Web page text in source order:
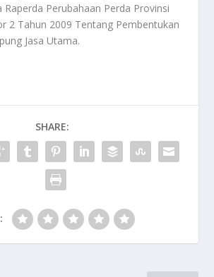
Raperda Perubahaan Perda Provinsi
2 Tahun 2009 Tentang Pembentukan
Jasa Utama.
SHARE: